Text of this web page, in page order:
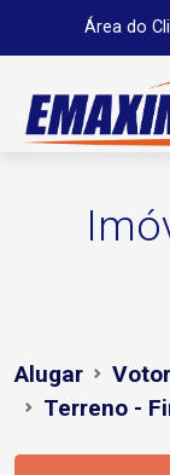
Área do
Alugar
Terreno -